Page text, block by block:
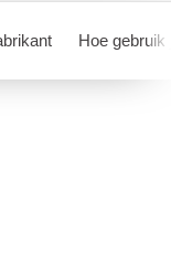
Hoe gebruik